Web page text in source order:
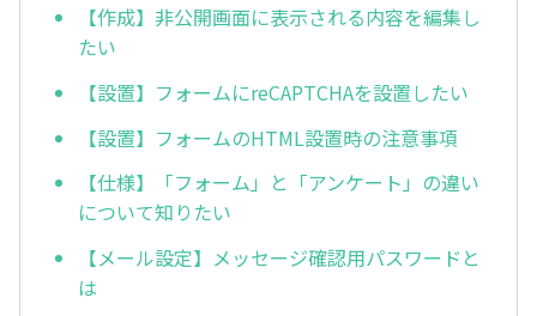
【作成】非公開画面に表示される内容を編集し
たい
【設置】フォームにreCAPTCHAを設置したい
【設置】フォームのHTML設置時の注意事項
【仕様】「フォーム」と「アンケート」の違い
について知りたい
【メール設定】メッセージ確認用パスワードと
は